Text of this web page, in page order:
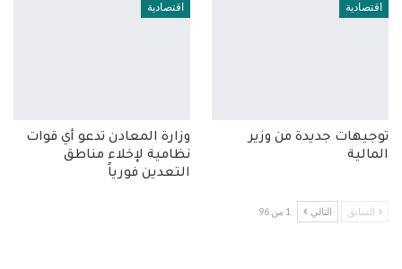
اقتصادية
توجيهات جديدة من وزير
المالية
اقتصادية
وزارة المعادن تدعو أي قوات
نظامية لإخلاء مناطق
التعدين فورياً
السابق التالي 1 من 96